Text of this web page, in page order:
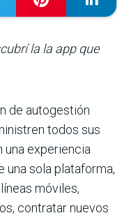
la la app que
de autogestión
todos sus
una experiencia
una sola plataforma,
móviles,
contratar nuevos